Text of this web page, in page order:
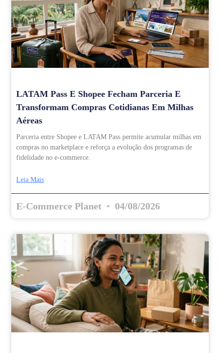
LATAM Pass E Shopee Fecham Parceria E
Transformam Compras Cotidianas Em Milhas
Aéreas
Parceria entre Shopee e LATAM Pass permite acumular milhas em
compras no marketplace e reforça a evolução dos programas de
fidelidade no e-commerce.
Leia Mais
E-Commerce Planet 04/08/2026